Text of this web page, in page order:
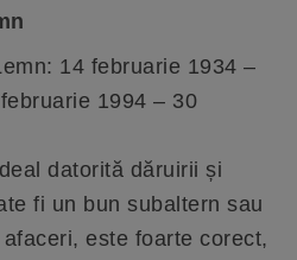
14 februarie 1934 –
1994 – 30
datorită dăruirii și
fi un bun subaltern sau
este foarte corect,